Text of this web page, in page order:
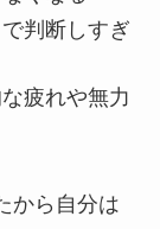
判断しすぎ
疲れや無力
から自分は